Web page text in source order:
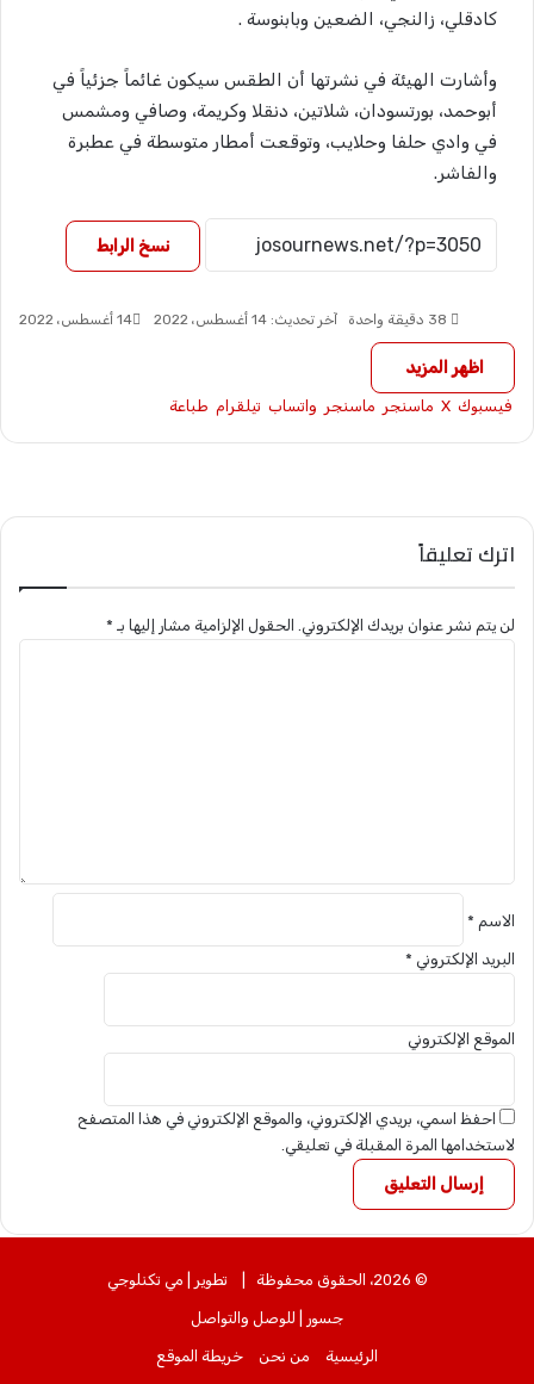
كادقلي، زالنجي، الضعين وبابنوسة .
وأشارت الهيئة في نشرتها أن الطقس سيكون غائماً جزئياً في
أبوحمد، بورتسودان، شلاتين، دنقلا وكريمة، وصافي ومشمس
في وادي حلفا وحلايب، وتوقعت أمطار متوسطة في عطبرة
والفاشر.
نسخ الرابط
14 أغسطس، 2022 آخر تحديث: 14 أغسطس، 2022 دقيقة واحدة
اظهر المزيد
فيسبوك X ماسنجر ماسنجر واتساب تيلقرام طباعة
اترك تعليقاً
لن يتم نشر عنوان بريدك الإلكتروني. الحقول الإلزامية مشار إليها بـ *
الاسم *
البريد الإلكتروني *
الموقع الإلكتروني
احفظ اسمي، بريدي الإلكتروني، والموقع الإلكتروني في هذا المتصفح
لاستخدامها المرة المقبلة في تعليقي.
© 2026، الحقوق محفوظة | تطوير | مي تكنلوجي
جسور | للوصل والتواصل
الرئيسية من نحن خريطة الموقع